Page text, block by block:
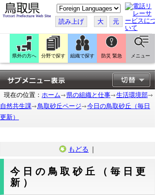
こ
の
ペ
ー
ジ
翻
訳
す
る
読み上げ 大 元
県外の方へ 分野で探す 組織で探す 防災 緊急 メニュー
現在の位置： ホーム 県の組織と仕事
生活環境部
自然共生課
鳥取砂丘ページ
今日の鳥取砂丘（毎日
更新）
もどる ｜
今日の鳥取砂丘（毎日更
新）